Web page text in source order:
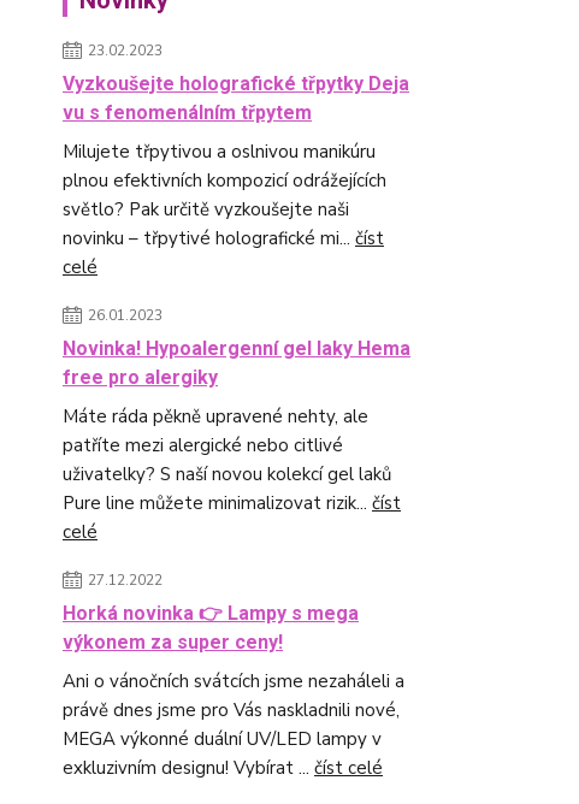
23.02.2023
Vyzkoušejte holografické třpytky Deja
vu s fenomenálním třpytem
Milujete třpytivou a oslnivou manikúru
plnou efektivních kompozicí odrážejících
světlo? Pak určitě vyzkoušejte naši
novinku – třpytivé holografické mi... číst
celé
26.01.2023
Novinka! Hypoalergenní gel laky Hema
free pro alergiky
Máte ráda pěkně upravené nehty, ale
patříte mezi alergické nebo citlivé
uživatelky? S naší novou kolekcí gel laků
Pure line můžete minimalizovat rizik... číst
celé
27.12.2022
Horká novinka 👉 Lampy s mega
výkonem za super ceny!
Ani o vánočních svátcích jsme nezaháleli a
právě dnes jsme pro Vás naskladnili nové,
MEGA výkonné duální UV/LED lampy v
exkluzivním designu! Vybírat ... číst celé